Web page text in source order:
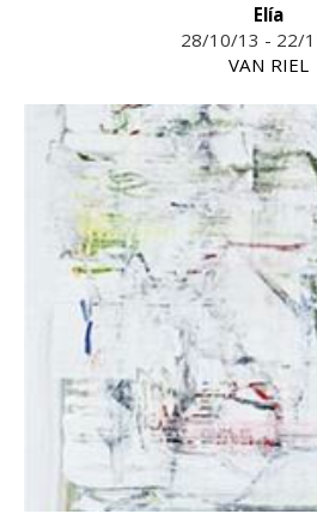
Elía
28/10/13 - 22/
VAN RIEL